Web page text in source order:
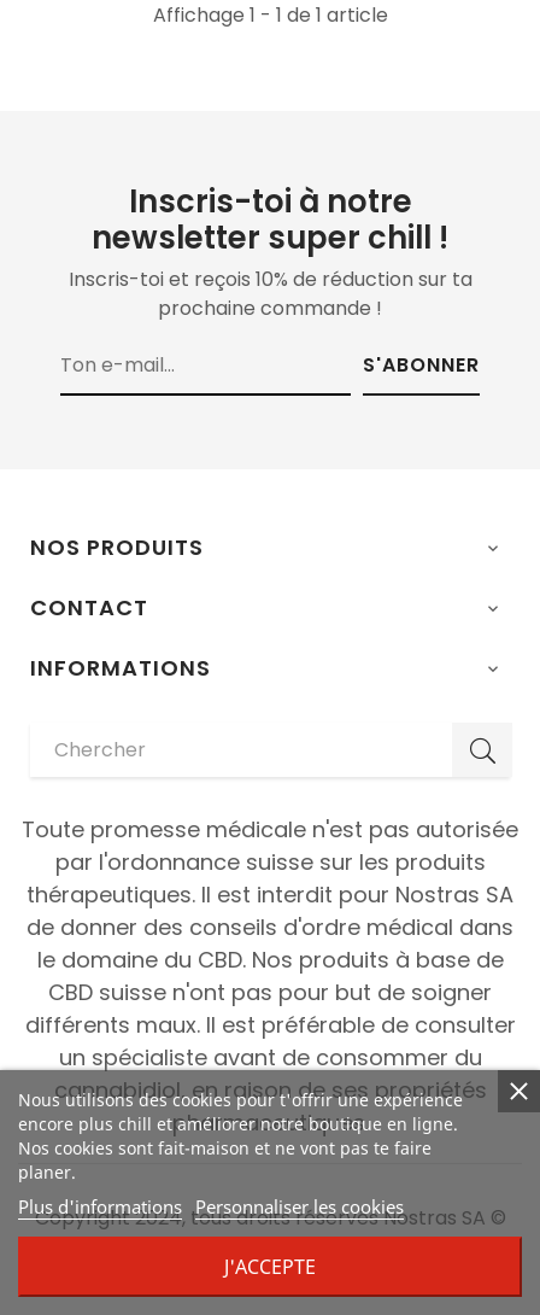
Affichage 1 - 1 de 1 article
Inscris-toi à notre
newsletter super chill !
Inscris-toi et reçois 10% de réduction sur ta
prochaine commande !
S'ABONNER
NOS PRODUITS 
CONTACT 
INFORMATIONS 
Toute promesse médicale n'est pas autorisée
par l'ordonnance suisse sur les produits
thérapeutiques. Il est interdit pour Nostras SA
de donner des conseils d'ordre médical dans
le domaine du CBD. Nos produits à base de
CBD suisse n'ont pas pour but de soigner
différents maux. Il est préférable de consulter
un spécialiste avant de consommer du
cannabidiol, en raison de ses propriétés
pharmaceutiques.
Nous utilisons des cookies pour t'offrir une expérience
encore plus chill et améliorer notre boutique en ligne.
Nos cookies sont fait-maison et ne vont pas te faire
planer.
Plus d'informations Personnaliser les cookies
J'ACCEPTE
Copyright 2024, tous droits réservés Nostras SA ©